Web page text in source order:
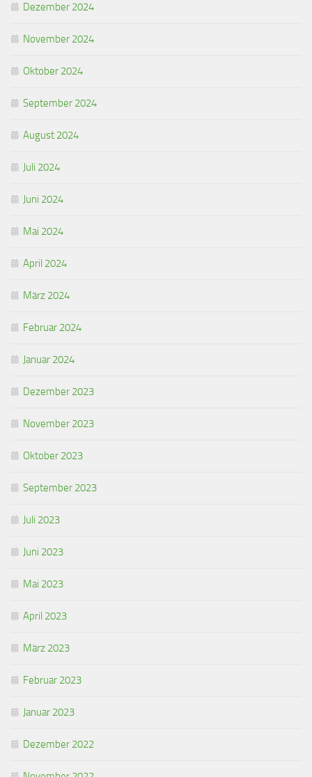
Dezember 2024
November 2024
Oktober 2024
September 2024
August 2024
Juli 2024
Juni 2024
Mai 2024
April 2024
März 2024
Februar 2024
Januar 2024
Dezember 2023
November 2023
Oktober 2023
September 2023
Juli 2023
Juni 2023
Mai 2023
April 2023
März 2023
Februar 2023
Januar 2023
Dezember 2022